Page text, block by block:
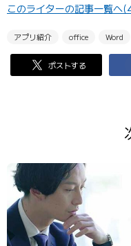
このライターの記事一覧へ
アプリ紹介 office Word
ポストする